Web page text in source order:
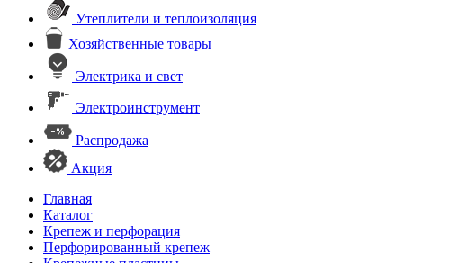
Утеплители и теплоизоляция
Хозяйственные товары
Электрика и свет
Электроинструмент
Распродажа
Акция
Главная
Каталог
Крепеж и перфорация
Перфорированный крепеж